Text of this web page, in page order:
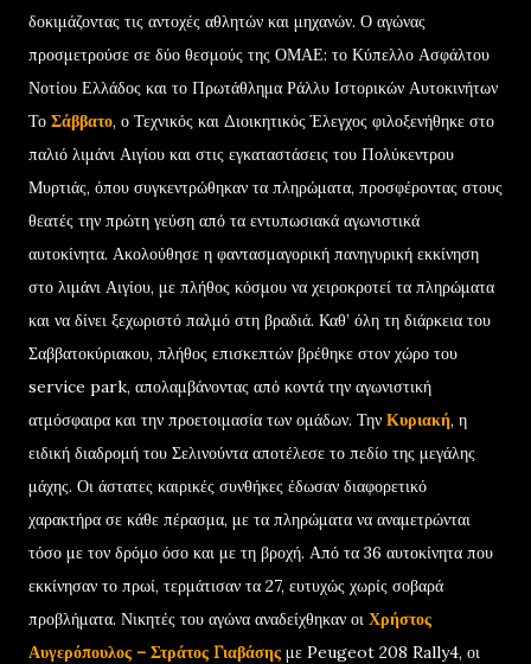
δοκιμάζοντας τις αντοχές αθλητών και μηχανών. Ο αγώνας
προσμετρούσε σε δύο θεσμούς της ΟΜΑΕ: το Κύπελλο Ασφάλτου
Νοτίου Ελλάδος και το Πρωτάθλημα Ράλλυ Ιστορικών Αυτοκινήτων
Το Σάββατο, ο Τεχνικός και Διοικητικός Έλεγχος φιλοξενήθηκε στο
παλιό λιμάνι Αιγίου και στις εγκαταστάσεις του Πολύκεντρου
Μυρτιάς, όπου συγκεντρώθηκαν τα πληρώματα, προσφέροντας στους
θεατές την πρώτη γεύση από τα εντυπωσιακά αγωνιστικά
αυτοκίνητα. Ακολούθησε η φαντασμαγορική πανηγυρική εκκίνηση
στο λιμάνι Αιγίου, με πλήθος κόσμου να χειροκροτεί τα πληρώματα
και να δίνει ξεχωριστό παλμό στη βραδιά. Καθ’ όλη τη διάρκεια του
Σαββατοκύριακου, πλήθος επισκεπτών βρέθηκε στον χώρο του
service park, απολαμβάνοντας από κοντά την αγωνιστική
ατμόσφαιρα και την προετοιμασία των ομάδων. Την Κυριακή, η
ειδική διαδρομή του Σελινούντα αποτέλεσε το πεδίο της μεγάλης
μάχης. Οι άστατες καιρικές συνθήκες έδωσαν διαφορετικό
χαρακτήρα σε κάθε πέρασμα, με τα πληρώματα να αναμετρώνται
τόσο με τον δρόμο όσο και με τη βροχή. Από τα 36 αυτοκίνητα που
εκκίνησαν το πρωί, τερμάτισαν τα 27, ευτυχώς χωρίς σοβαρά
προβλήματα. Νικητές του αγώνα αναδείχθηκαν οι Χρήστος
Αυγερόπουλος – Στράτος Γιαβάσης με Peugeot 208 Rally4, οι